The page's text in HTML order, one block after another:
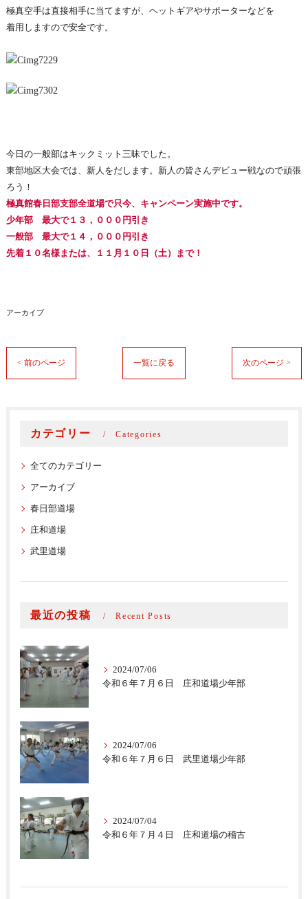
極真空手は直接相手に当てますが、ヘットギアやサポーターなどを
着用しますので安全です。
今日の一般部はキックミット三昧でした。
東部地区大会では、新人をだします。新人の皆さんデビュー戦なので頑張
ろう！
極真館春日部支部全道場で只今、キャンペーン実施中です。
少年部 最大で１３，０００円引き
一般部 最大で１４，０００円引き
先着１０名様または、１１月１０日（土）まで！
アーカイブ
< 前のページ 一覧に戻る 次のページ >
カテゴリー Categories
全てのカテゴリー
アーカイブ
春日部道場
庄和道場
武里道場
最近の投稿 Recent Posts
2024/07/06
令和６年７月６日 庄和道場少年部
2024/07/06
令和６年７月６日 武里道場少年部
2024/07/04
令和６年７月４日 庄和道場の稽古